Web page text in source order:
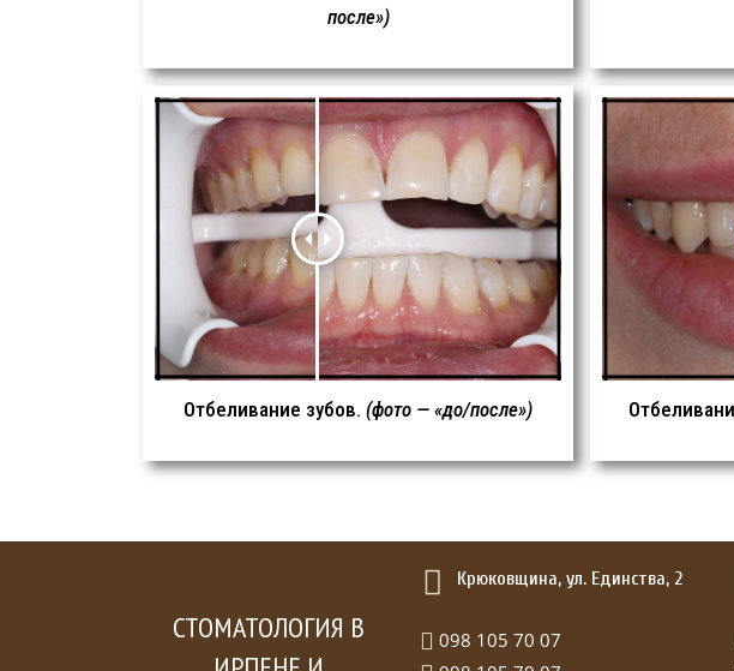
после»)
Отбеливание зубов.(фото — «до/после»)
СТОМАТОЛОГИЯ В
Крюковщина, ул. Единства, 2
098 105 70 07